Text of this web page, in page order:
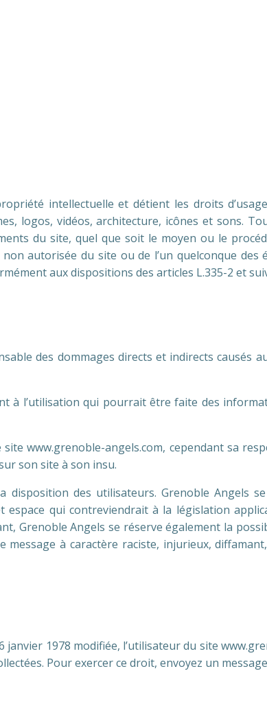
intellectuelle et détient les droits
logos, vidéos, architecture, icônes et sons.
du site, quel que soit le moyen ou le
autorisée du site ou de l’un quelconque des
aux dispositions des articles L.335-2 et
des dommages directs et indirects causés
à l’utilisation qui pourrait être faite des
www.grenoble-angels.com, cependant sa
son site à son insu.
disposition des utilisateurs. Grenoble Angels
qui contreviendrait à la législation
Grenoble Angels se réserve également la
message à caractère raciste, injurieux,
1978 modifiée, l’utilisateur du site
Pour exercer ce droit, envoyez un